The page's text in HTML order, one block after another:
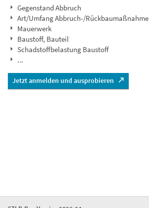
Gegenstand Abbruch
Art/Umfang Abbruch-/Rückbaumaßnahme
Mauerwerk
Baustoff, Bauteil
Schadstoffbelastung Baustoff
...
Jetzt anmelden und ausprobieren